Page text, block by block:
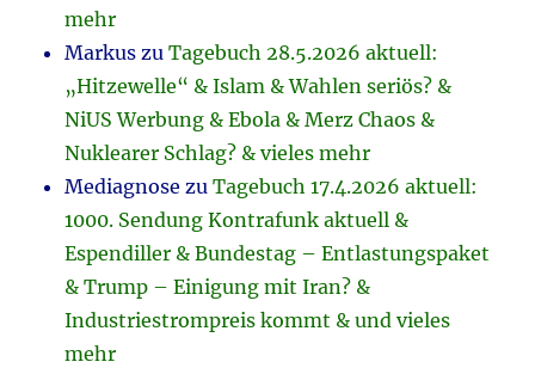
mehr
Markus zuTagebuch 28.5.2026 aktuell:
„Hitzewelle“ & Islam & Wahlen seriös? &
NiUS Werbung & Ebola & Merz Chaos &
Nuklearer Schlag? & vieles mehr
Mediagnose zuTagebuch 17.4.2026 aktuell:
1000. Sendung Kontrafunk aktuell &
Espendiller & Bundestag – Entlastungspaket
& Trump – Einigung mit Iran? &
Industriestrompreis kommt & und vieles
mehr